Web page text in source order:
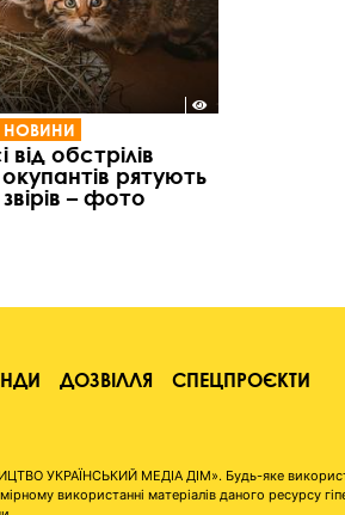
НОВИНИ
від обстрілів
рятують
– фото
ДОЗВІЛЛЯ СПЕЦПРОЄКТИ
УКРАЇНСЬКИЙ МЕДІА ДІМ». Будь-яке
використанні матеріалів даного ресурсу